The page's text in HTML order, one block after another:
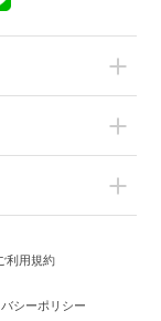
利用規約
シーポリシー